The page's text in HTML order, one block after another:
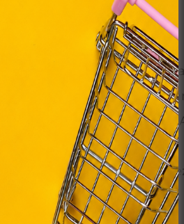
karácsonyi
pénzt, mint azokat az
igazából nem erről szól.
hideg ajándék.
vásárolt, vagy saját
használjuk. Azon
belül működnek, a „sütik"
vagy egyéb
kell kérniük.